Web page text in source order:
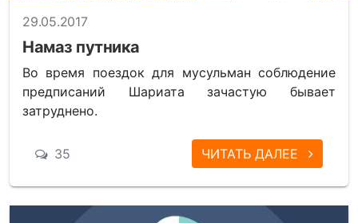
29.05.2017
Намаз путника
Во время поездок для мусульман соблюдение
предписаний Шариата зачастую бывает
затруднено.
35 ЧИТАТЬ ДАЛЕЕ